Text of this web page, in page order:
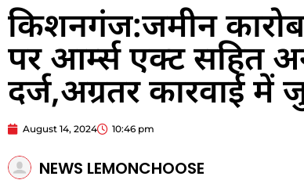
किशनगंज:जमीन
पर आर्म्स एक्ट सहित
दर्ज,अग्रतर कारवाई में
August 14, 2024 10:46 pm
NEWS LEMONCHOOSE